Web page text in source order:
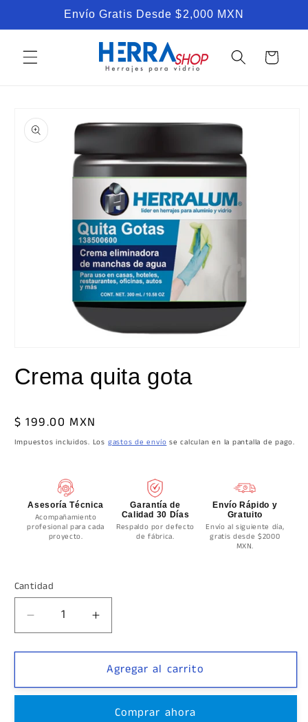
directamente
al contenido
Envío Gratis Desde $2,000 MXN
Carrito
a la
información
del producto
multimedia
1
ventana
modal
Crema quita gota
SKU:
Precio
habitual
$ 199.00 MXN
Impuestos incluidos. Los gastos de envío se calculan en la pantalla de pago.
Asesoría Técnica
Acompañamiento
profesional para cada
proyecto.
Garantía de
Calidad 30 Días
Respaldo por defecto
de fábrica.
Envío Rápido y
Gratuito
Envío al siguiente día,
gratis desde $2000
MXN.
Cantidad
Cantidad
Reducir
cantidad
para
quita
Aumentar
cantidad
para
Crema
quita
Agregar al carrito
Comprar ahora